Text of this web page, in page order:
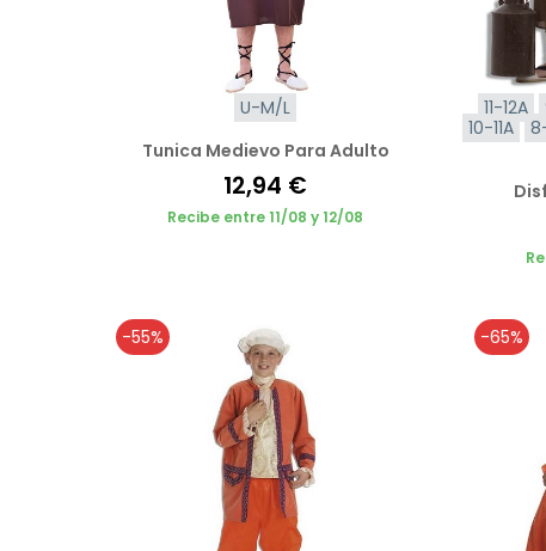
U-M/L
Tunica Medievo Para Adulto
12,94 €
Recibe entre 11/08 y 12/08
11-12A
10-11A
-55% -65%